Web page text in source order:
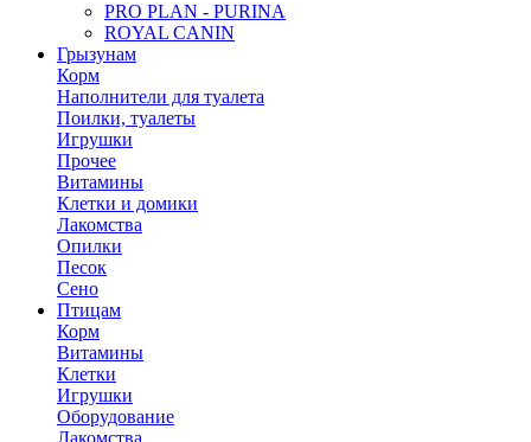
PRO PLAN - PURINA
ROYAL CANIN
Грызунам
Корм
Наполнители для туалета
Поилки, туалеты
Игрушки
Прочее
Витамины
Клетки и домики
Лакомства
Опилки
Песок
Сено
Птицам
Корм
Витамины
Клетки
Игрушки
Оборудование
Лакомства